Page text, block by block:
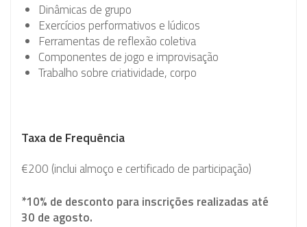
Dinâmicas de grupo
Exercícios performativos e lúdicos
Ferramentas de reflexão coletiva
Componentes de jogo e improvisação
Trabalho sobre criatividade, corpo
Taxa de Frequência
€200 (inclui almoço e certificado de participação)
*10% de desconto para inscrições realizadas até
30 de agosto.